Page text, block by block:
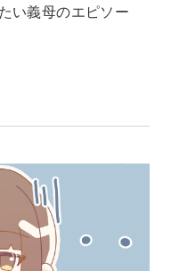
い義母のエピソー